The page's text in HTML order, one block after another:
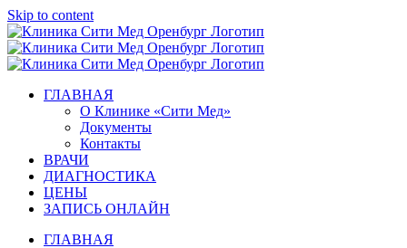
Skip to content
ГЛАВНАЯ
О Клинике «Сити Мед»
Документы
Контакты
ВРАЧИ
ДИАГНОСТИКА
ЦЕНЫ
ЗАПИСЬ ОНЛАЙН
ГЛАВНАЯ